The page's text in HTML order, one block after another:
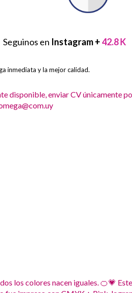
Seguinos en Instagram +42.8 K
inmediata y la mejor calidad.